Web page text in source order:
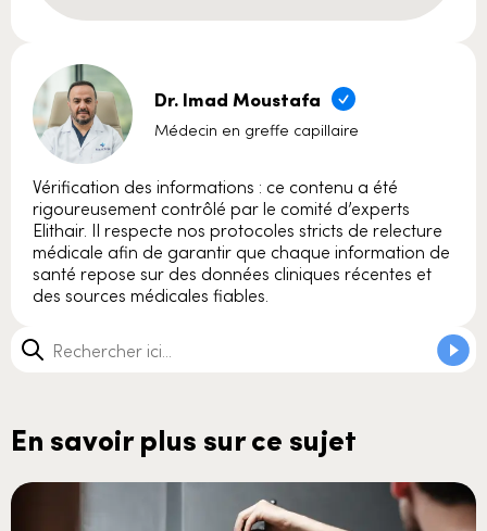
Dr. Imad Moustafa
Médecin en greffe capillaire
Vérification des informations : ce contenu a été
rigoureusement contrôlé par le comité d’experts
Elithair. Il respecte nos protocoles stricts de relecture
médicale afin de garantir que chaque information de
santé repose sur des données cliniques récentes et
des sources médicales fiables.
En savoir plus sur ce sujet